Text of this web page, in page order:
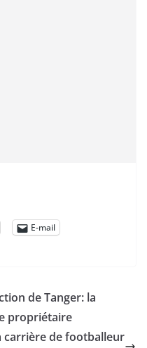
E-mail
de Tanger: la
propriétaire
carrière de footballeur